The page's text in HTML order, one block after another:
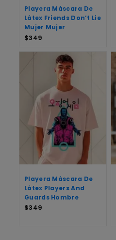
Playera Máscara De
Látex Friends Don’t Lie
Mujer Mujer
$349
Playera Máscara De
Látex Players And
Guards Hombre
$349